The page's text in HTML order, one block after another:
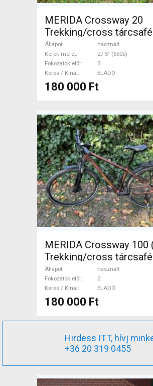
MERIDA Crossway 20
Trekking/cross
használt ELADÓ
Állapot
használt
Kerék méret
27.5" (650b)
Fokozatok elöl
3
Keres / Kínál
ELADÓ
180 000 Ft
MERIDA Crossway 100
Trekking/cross
használt ELADÓ
Állapot
használt
Fokozatok elöl
2
Keres / Kínál
ELADÓ
180 000 Ft
Hirdess ITT, hívj
+36 20 319 0455